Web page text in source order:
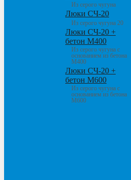
Из серого чугуна
Люки СЧ-20
Из серого чугуна 20
Люки СЧ-20 +
бетон М400
Из серого чугуна с
основанием из бетона
М400
Люки СЧ-20 +
бетон М600
Из серого чугуна с
основанием из бетона
М600